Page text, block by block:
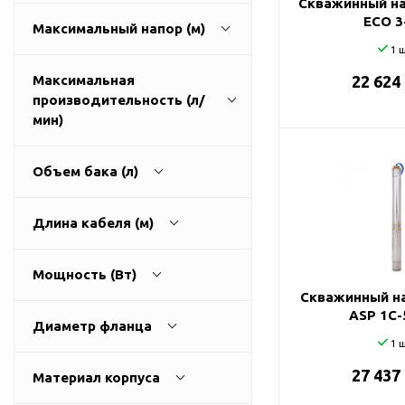
давления
насосы фланцевые
Циркуляционные
насосы (сухой ротор)
давления
насосы для ГВС
Насосы для фонтана и
Фонтанные насосы
Максимальный напор (м)
1
Максимальная
производительность (л/
мин)
Объем бака (л)
Длина кабеля (м)
Мощность (Вт)
Диаметр фланца
Материал корпуса
Скважинный
ECO
1
22 624
Скважинный
ASP
1
27 437